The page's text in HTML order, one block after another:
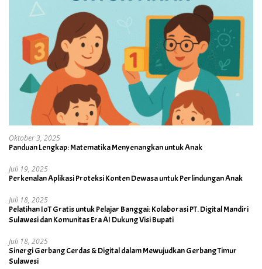
Oktober 3, 2025
Panduan Lengkap: Matematika Menyenangkan untuk Anak
Juli 19, 2025
Perkenalan Aplikasi Proteksi Konten Dewasa untuk Perlindungan Anak
Juli 18, 2025
Pelatihan IoT Gratis untuk Pelajar Banggai: Kolaborasi PT. Digital Mandiri
Sulawesi dan Komunitas Era AI Dukung Visi Bupati
Juli 18, 2025
Sinergi Gerbang Cerdas & Digital dalam Mewujudkan Gerbang Timur
Sulawesi